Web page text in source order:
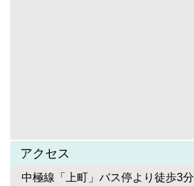
アクセス
中極線「上町」バス停より徒歩3分